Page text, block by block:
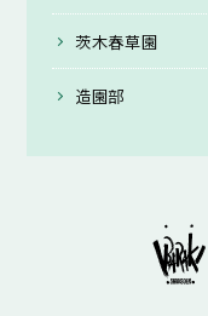
茨木春草園
造園部